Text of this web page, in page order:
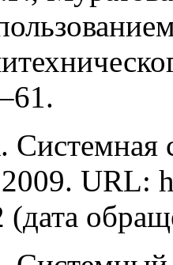
URL:
(дата